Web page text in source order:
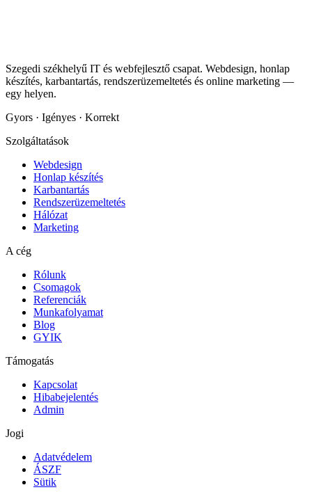
Szegedi székhelyű IT és webfejlesztő csapat. Webdesign, honlap
készítés, karbantartás, rendszerüzemeltetés és online marketing —
egy helyen.
Gyors · Igényes · Korrekt
Szolgáltatások
Webdesign
Honlap készítés
Karbantartás
Rendszerüzemeltetés
Hálózat
Marketing
A cég
Rólunk
Csomagok
Referenciák
Munkafolyamat
Blog
GYIK
Támogatás
Kapcsolat
Hibabejelentés
Admin
Jogi
Adatvédelem
ÁSZF
Sütik